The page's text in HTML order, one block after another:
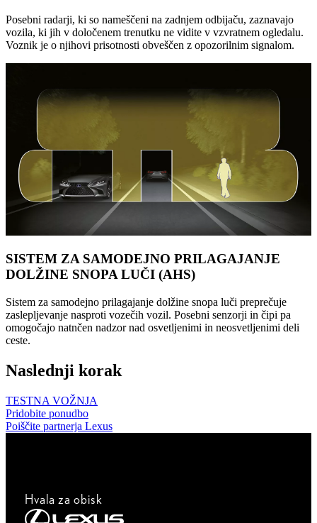
Posebni radarji, ki so nameščeni na zadnjem odbijaču, zaznavajo
vozila, ki jih v določenem trenutku ne vidite v vzvratnem ogledalu.
Voznik je o njihovi prisotnosti obveščen z opozorilnim signalom.
SISTEM ZA SAMODEJNO PRILAGAJANJE
DOLŽINE SNOPA LUČI (AHS)
Sistem za samodejno prilagajanje dolžine snopa luči preprečuje
zaslepljevanje nasproti vozečih vozil. Posebni senzorji in čipi pa
omogočajo natnčen nadzor nad osvetljenimi in neosvetljenimi deli
ceste.
Naslednji korak
TESTNA VOŽNJA
Pridobite ponudbo
Poiščite partnerja Lexus
Hvala za obisk